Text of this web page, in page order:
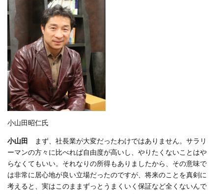
小山田昭仁氏
小山田
まず、社長業が大変だったわけではありません。サラリ
ーマンの方々に比べれば自由度が高いし、やりたくないことはや
らなくてもいい。それなりの所得もありましたから、その意味で
は非常に居心地が良い立場だったのですが、将来のことを真剣に
考えると、実はこのままずっとうまくいく保証など全くないんで